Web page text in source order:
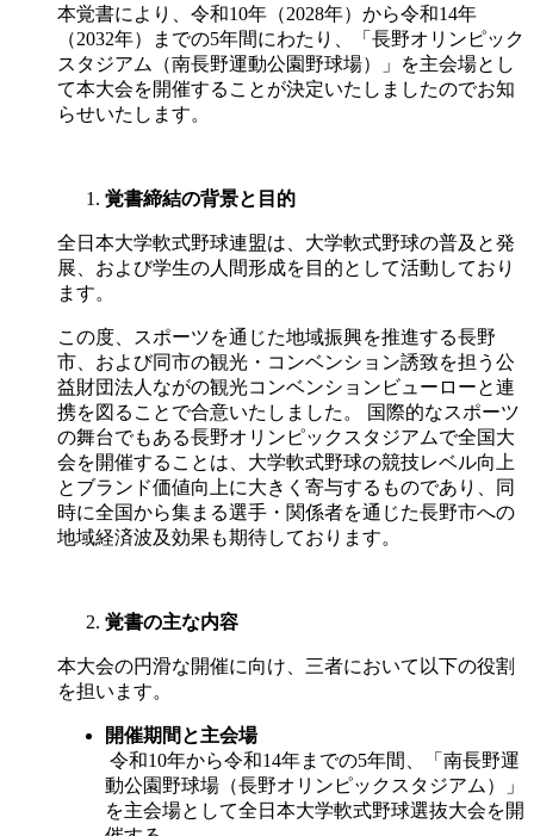
本覚書により、令和10年（2028年）から令和14年
（2032年）までの5年間にわたり、「長野オリンピック
スタジアム（南長野運動公園野球場）」を主会場とし
て本大会を開催することが決定いたしましたのでお知
らせいたします。
覚書締結の背景と目的
全日本大学軟式野球連盟は、大学軟式野球の普及と発
展、および学生の人間形成を目的として活動しており
ます。
この度、スポーツを通じた地域振興を推進する長野
市、および同市の観光・コンベンション誘致を担う公
益財団法人ながの観光コンベンションビューローと連
携を図ることで合意いたしました。 国際的なスポーツ
の舞台でもある長野オリンピックスタジアムで全国大
会を開催することは、大学軟式野球の競技レベル向上
とブランド価値向上に大きく寄与するものであり、同
時に全国から集まる選手・関係者を通じた長野市への
地域経済波及効果も期待しております。
覚書の主な内容
本大会の円滑な開催に向け、三者において以下の役割
を担います。
開催期間と主会場
令和10年から令和14年までの5年間、「南長野運
動公園野球場（長野オリンピックスタジアム）」
を主会場として全日本大学軟式野球選抜大会を開